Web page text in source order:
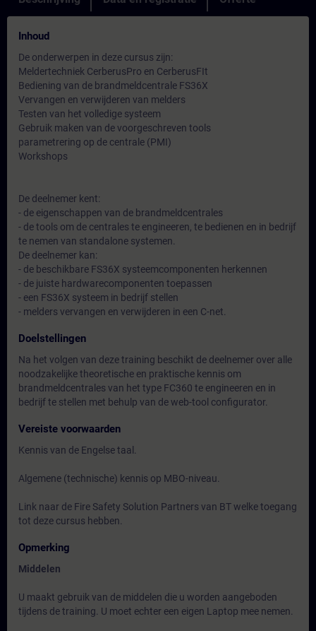
Inhoud
De onderwerpen in deze cursus zijn:
Meldertechniek CerberusPro en CerberusFIt
Bediening van de brandmeldcentrale FS36X
Vervangen en verwijderen van melders
Testen van het volledige systeem
Gebruik maken van de voorgeschreven tools
parametrering op de centrale (PMI)
Workshops
De deelnemer kent:
- de eigenschappen van de brandmeldcentrales
- de tools om de centrales te engineeren, te bedienen en in bedrijf
te nemen van standalone systemen.
De deelnemer kan:
- de beschikbare FS36X systeemcomponenten herkennen
- de juiste hardwarecomponenten toepassen
- een FS36X systeem in bedrijf stellen
- melders vervangen en verwijderen in een C-net.
Doelstellingen
Na het volgen van deze training beschikt de deelnemer over alle
noodzakelijke theoretische en praktische kennis om
brandmeldcentrales van het type FC360 te engineeren en in
bedrijf te stellen met behulp van de web-tool configurator.
Vereiste voorwaarden
Kennis van de Engelse taal.
Algemene (technische) kennis op MBO-niveau.
Link naar de Fire Safety Solution Partners van BT welke toegang
tot deze cursus hebben.
Opmerking
Middelen
U maakt gebruik van de middelen die u worden aangeboden
tijdens de training. U moet echter een eigen Laptop mee nemen.